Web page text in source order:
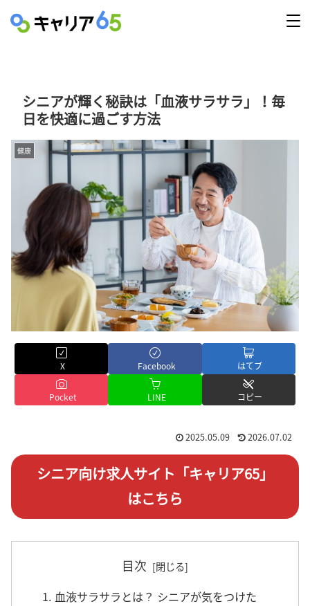
シニアが輝く秘訣は「血液サラサラ」！毎
日を快適に過ごす方法
健康
X Facebook はてブ
Pocket LINE コピー
2025.05.09 2026.07.02
シニア向け求人サイト「キャリア65」
はこちら
目次
1. 血液サラサラとは？ シニアが気をつけた